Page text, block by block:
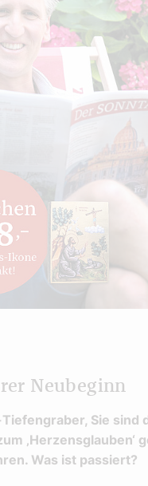
Neubeginn
Sie sind
‚Herzensglauben‘
Was ist passiert?